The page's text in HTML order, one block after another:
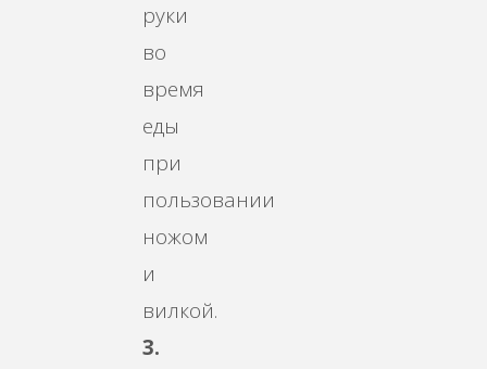
руки
во
время
еды
при
пользовании
ножом
и
вилкой.
3.